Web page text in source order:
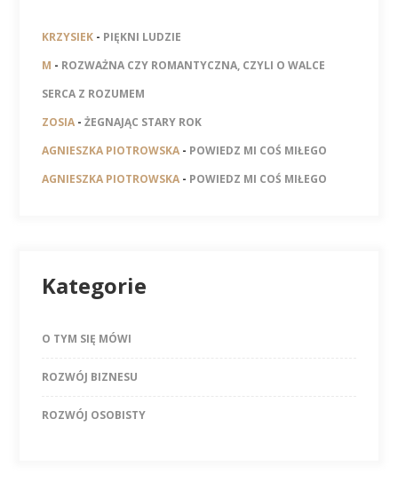
KRZYSIEK - PIĘKNI LUDZIE
M - ROZWAŻNA CZY ROMANTYCZNA, CZYLI O WALCE
SERCA Z ROZUMEM
ZOSIA -ŻEGNAJĄC STARY ROK
AGNIESZKA PIOTROWSKA - POWIEDZ MI COŚ MIŁEGO
AGNIESZKA PIOTROWSKA - POWIEDZ MI COŚ MIŁEGO
Kategorie
O TYM SIĘ MÓWI
ROZWÓJ BIZNESU
ROZWÓJ OSOBISTY